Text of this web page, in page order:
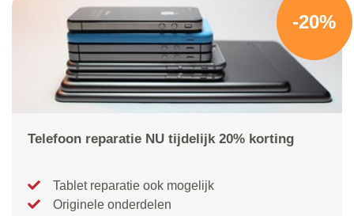
-20%
Telefoon reparatie NU tijdelijk 20% korting
Tablet reparatie ook mogelijk
Originele onderdelen